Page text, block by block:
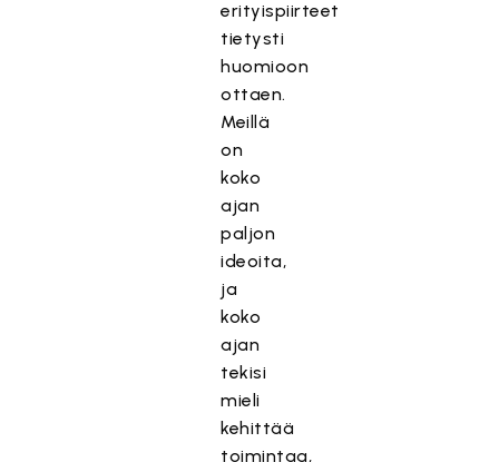
erityispiirteet
tietysti
huomioon
ottaen.
Meillä
on
koko
ajan
paljon
ideoita,
ja
koko
ajan
tekisi
mieli
kehittää
toimintaa,